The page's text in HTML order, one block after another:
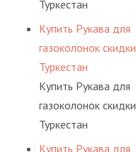
Туркестан
Купить Рукава для
газоколонок скидки
Туркестан
Купить Рукава для
газоколонок скидки
Туркестан
Купить Рукава для